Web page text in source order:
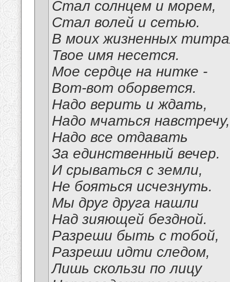
Стал солнцем и морем,
Стал волей и сетью.
В моих жизненных
Твое имя несется.
Мое сердце на нитке -
Вот-вот оборвется.
Надо верить и ждать,
Надо мчаться навстречу,
Надо все отдавать
За единственный вечер.
И срываться с земли,
Не бояться исчезнуть.
Мы друг друга нашли
Над зияющей бездной.
Разреши быть с тобой,
Разреши идти следом,
Лишь скользи по лицу